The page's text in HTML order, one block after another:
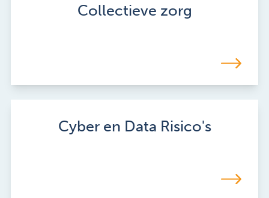
Collectieve zorg
Cyber en Data Risico's